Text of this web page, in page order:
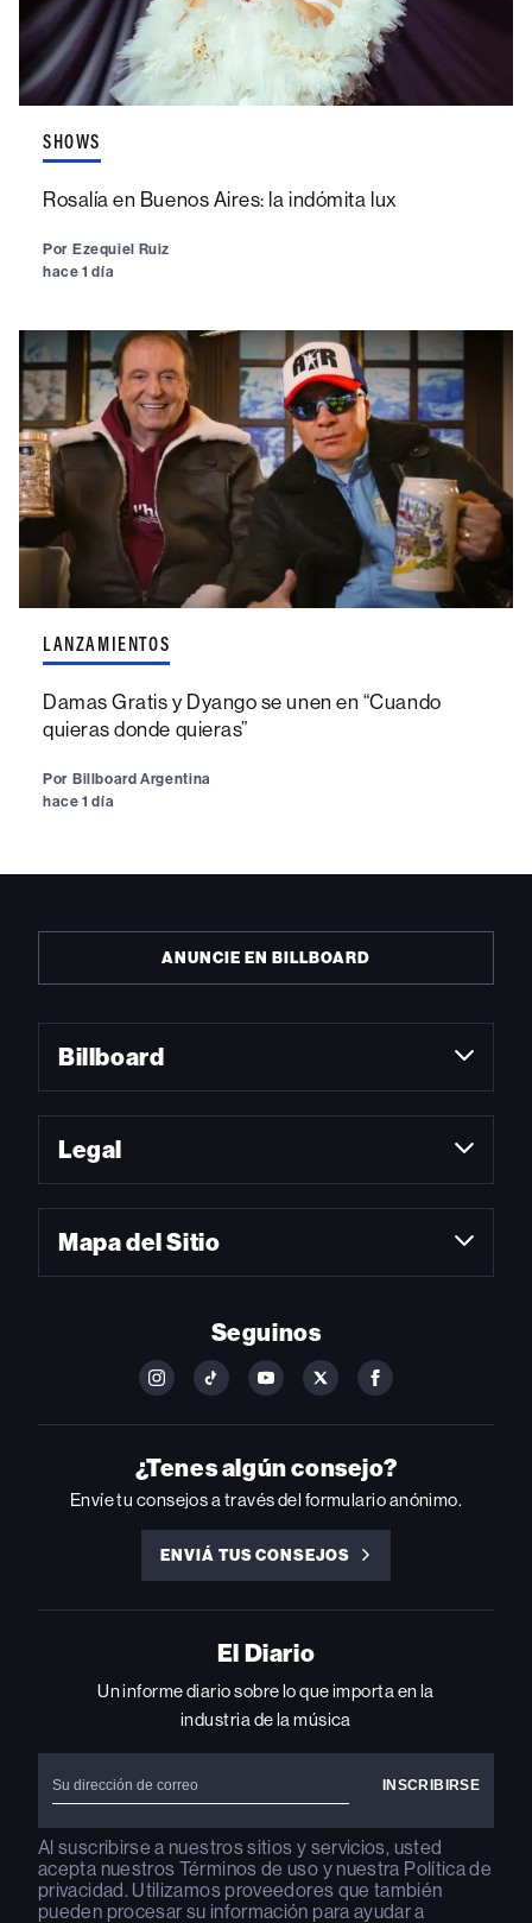
SHOWS
Rosalía en Buenos Aires: la indómita lux
Por Ezequiel Ruiz
hace 1 día
LANZAMIENTOS
Damas Gratis y Dyango se unen en “Cuando
quieras donde quieras”
Por Billboard Argentina
hace 1 día
ANUNCIE EN BILLBOARD
Billboard
Legal
Mapa del Sitio
Seguinos
FOLLOW
ON
INSTAGRAM
FOLLOW
ON
YOUTUBE
FOLLOW
ON
YOUTUBE
FOLLOW
ON
FOLLOW
ON
FACEBOOK
¿Tenes algún consejo?
Envíe tu consejos a través del formulario anónimo.
ENVIÁ TUS CONSEJOS
ENVIÁ
TUS
CONSEJOS
El Diario
Un informe diario sobre lo que importa en la
industria de la música
Al suscribirse a nuestros sitios y servicios, usted
acepta nuestros Términos de uso y nuestra Política de
privacidad. Utilizamos proveedores que también
pueden procesar su información para ayudar a